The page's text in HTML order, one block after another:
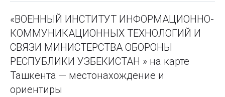
«ВОЕННЫЙ ИНСТИТУТ ИНФОРМАЦИОННО-
КОММУНИКАЦИОННЫХ ТЕХНОЛОГИЙ И
СВЯЗИ МИНИСТЕРСТВА ОБОРОНЫ
РЕСПУБЛИКИ УЗБЕКИСТАН » на карте
Ташкента — местонахождение и
ориентиры